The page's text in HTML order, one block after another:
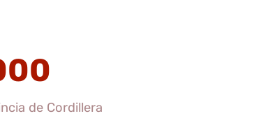
de Cordillera